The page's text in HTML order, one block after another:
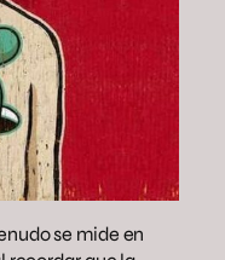
se mide en